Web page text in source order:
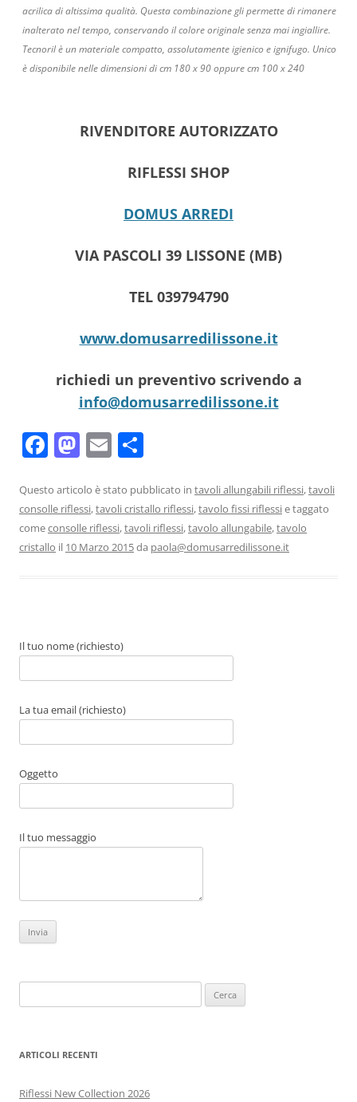
acrilica di altissima qualità. Questa combinazione gli permette di rimanere
inalterato nel tempo, conservando il colore originale senza mai ingiallire.
Tecnoril è un materiale compatto, assolutamente igienico e ignifugo. Unico
è disponibile nelle dimensioni di cm 180 x 90 oppure cm 100 x 240
RIVENDITORE AUTORIZZATO
RIFLESSI SHOP
DOMUS ARREDI
VIA PASCOLI 39 LISSONE (MB)
TEL 039794790
www.domusarredilissone.it
richiedi un preventivo scrivendo a
info@domusarredilissone.it
F
c
e
b
M
st
o
d
E
ai
l
n
di
vi
Questo articolo è stato pubblicato in tavoli allungabili riflessi,tavoli
consolle riflessi,tavoli cristallo riflessi,tavolo fissi riflessie taggato
comeconsolle riflessi,tavoli riflessi,tavolo allungabile,tavolo
cristallo il 10 Marzo 2015da paola@domusarredilissone.it
Il tuo nome (richiesto)
La tua email (richiesto)
Oggetto
Il tuo messaggio
per:
ARTICOLI RECENTI
Riflessi New Collection 2026